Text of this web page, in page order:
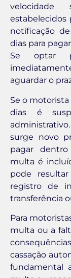
velocidade
estabelecidos
notificação
dias para
Se optar
aguardar o
Se o motorista
dias é
surge novo
pagar dentro
multa é
pode
registro de
transferência
Para
multa ou a
cassação
fundamental